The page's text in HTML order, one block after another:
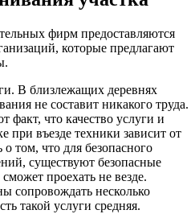
фирм предоставляются
которые предлагают
В близлежащих деревнях
не составит никакого труда.
факт, что качество услуги и
при въезде техники зависит от
том, что для безопасного
существуют безопасные
проехать не везде.
сопровождать несколько
такой услуги средняя.